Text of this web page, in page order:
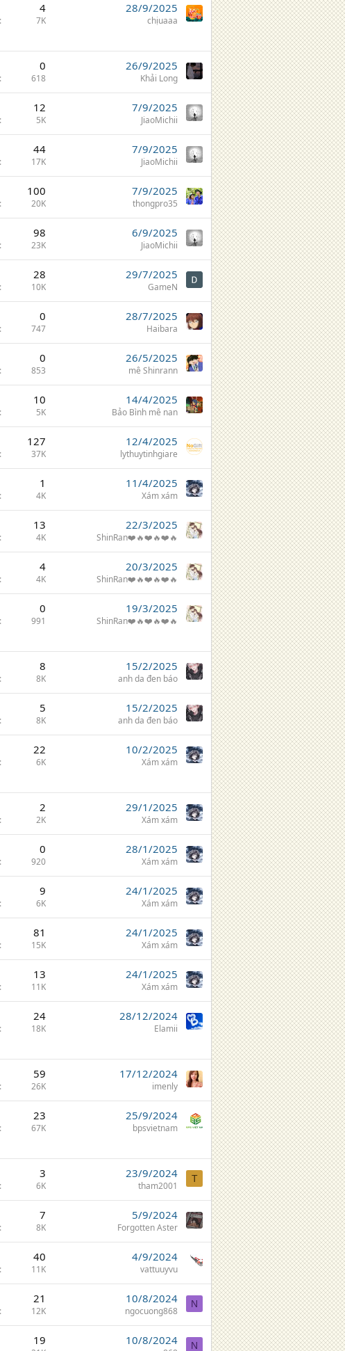
4
7K
28/9/2025
chịuaaa
0
618
26/9/2025
Khải Long
12
5K
7/9/2025
JiaoMichii
44
17K
7/9/2025
JiaoMichii
100
20K
7/9/2025
thongpro35
98
23K
6/9/2025
JiaoMichii
28
10K
29/7/2025
GameN
0
747
28/7/2025
Haibara
0
853
26/5/2025
mê Shinrann
10
5K
14/4/2025
Bảo Bình mê nan
127
37K
12/4/2025
lythuytinhgiare
1
4K
11/4/2025
Xám xám
13
4K
22/3/2025
ShinRan❤️🔥❤️🔥❤️🔥
4
4K
20/3/2025
ShinRan❤️🔥❤️🔥❤️🔥
0
991
19/3/2025
ShinRan❤️🔥❤️🔥❤️🔥
8
8K
15/2/2025
anh da đen báo
5
8K
15/2/2025
anh da đen báo
22
6K
10/2/2025
Xám xám
2
2K
29/1/2025
Xám xám
0
920
28/1/2025
Xám xám
9
6K
24/1/2025
Xám xám
81
15K
24/1/2025
Xám xám
13
11K
24/1/2025
Xám xám
24
18K
28/12/2024
Elamii
59
26K
17/12/2024
imenly
23
67K
25/9/2024
bpsvietnam
3
6K
23/9/2024
tham2001
T
7
8K
5/9/2024
Forgotten Aster
40
11K
4/9/2024
vattuuyvu
21
12K
10/8/2024
ngocuong868
N
19 10/8/2024 N